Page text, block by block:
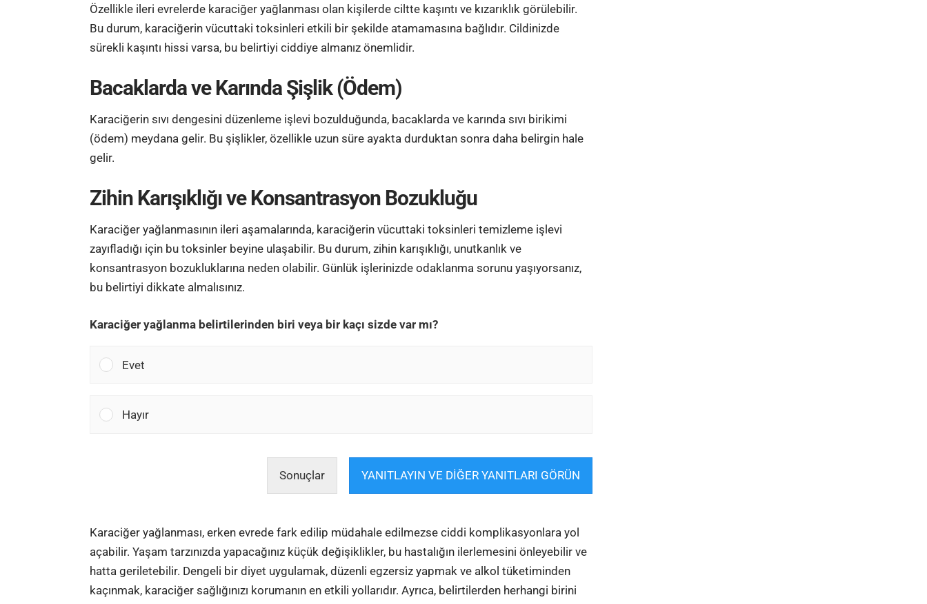
Özellikle ileri evrelerde karaciğer yağlanması olan kişilerde ciltte kaşıntı ve kızarıklık görülebilir.
Bu durum, karaciğerin vücuttaki toksinleri etkili bir şekilde atamamasına bağlıdır. Cildinizde
sürekli kaşıntı hissi varsa, bu belirtiyi ciddiye almanız önemlidir.
Bacaklarda ve Karında Şişlik (Ödem)
Karaciğerin sıvı dengesini düzenleme işlevi bozulduğunda, bacaklarda ve karında sıvı birikimi
(ödem) meydana gelir. Bu şişlikler, özellikle uzun süre ayakta durduktan sonra daha belirgin hale
gelir.
Zihin Karışıklığı ve Konsantrasyon Bozukluğu
Karaciğer yağlanmasının ileri aşamalarında, karaciğerin vücuttaki toksinleri temizleme işlevi
zayıfladığı için bu toksinler beyine ulaşabilir. Bu durum, zihin karışıklığı, unutkanlık ve
konsantrasyon bozukluklarına neden olabilir. Günlük işlerinizde odaklanma sorunu yaşıyorsanız,
bu belirtiyi dikkate almalısınız.
Karaciğer yağlanma belirtilerinden biri veya bir kaçı sizde var mı?
Evet
Hayır
Sonuçlar YANITLAYIN VE DİĞER YANITLARI GÖRÜN
Karaciğer yağlanması, erken evrede fark edilip müdahale edilmezse ciddi komplikasyonlara yol
açabilir. Yaşam tarzınızda yapacağınız küçük değişiklikler, bu hastalığın ilerlemesini önleyebilir ve
hatta geriletebilir. Dengeli bir diyet uygulamak, düzenli egzersiz yapmak ve alkol tüketiminden
kaçınmak, karaciğer sağlığınızı korumanın en etkili yollarıdır. Ayrıca, belirtilerden herhangi birini